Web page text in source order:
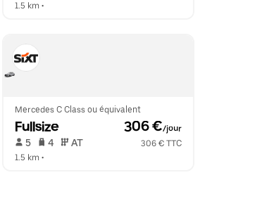
1.5 km •
Mercedes C Class ou équivalent
Fullsize 306 €/jour
5 4 AT
306 € TTC
1.5 km •